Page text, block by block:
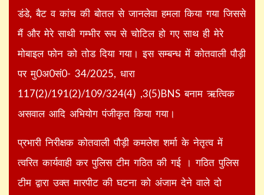
डंडे, बैट व कांच की बोतल से जानलेवा हमला किया गया जिससे
मैं और मेरे साथी गम्भीर रूप से चोटिल हो गए साथ ही मेरे
मोबाइल फोन को तोड दिया गया। इस सम्बन्ध में कोतवाली पौड़ी
पर मु0अ0सं0- 34/2025, धारा
117(2)/191(2)/109/324(4) ,3(5)BNS बनाम ऋत्विक
असवाल आदि अभियोग पंजीकृत किया गया।
प्रभारी निरीक्षक कोतवाली पौड़ी कमलेश शर्मा के नेतृत्व में
त्वरित कार्यवाही कर पुलिस टीम गठित की गई । गठित पुलिस
टीम द्वारा उक्त मारपीट की घटना को अंजाम देने वाले दो